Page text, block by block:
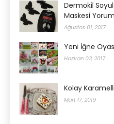
Dermokil
Maskesi
Ağustos 01, 2017
Yeni İğne
Haziran 03, 2017
Kolay
Mart 17, 2019